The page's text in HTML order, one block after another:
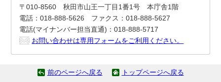
〒010-8560 秋田市山王一丁目1番1号 本庁舎1階
電話：018-888-5626 ファクス：018-888-5627
電話(マイナンバー担当直通)：018-888-5717
お問い合わせは専用フォームをご利用ください。
前のページへ戻る トップページへ戻る